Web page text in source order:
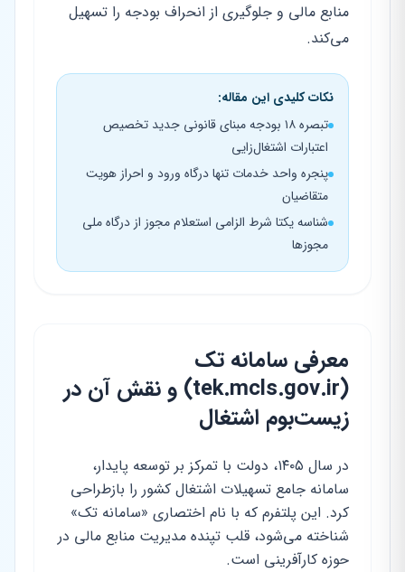
منابع مالی و جلوگیری از انحراف بودجه را تسهیل
می‌کند.
نکات کلیدی این مقاله:
تبصره ۱۸ بودجه مبنای قانونی جدید تخصیص
اعتبارات اشتغال‌زایی
پنجره واحد خدمات تنها درگاه ورود و احراز هویت
متقاضیان
شناسه یکتا شرط الزامی استعلام مجوز از درگاه ملی
مجوزها
معرفی سامانه تک
(tek.mcls.gov.ir) و نقش آن در
زیست‌بوم اشتغال
در سال ۱۴۰۵، دولت با تمرکز بر توسعه پایدار،
سامانه جامع تسهیلات اشتغال کشور را بازطراحی
کرد. این پلتفرم که با نام اختصاری «سامانه تک»
شناخته می‌شود، قلب تپنده مدیریت منابع مالی در
حوزه کارآفرینی است.